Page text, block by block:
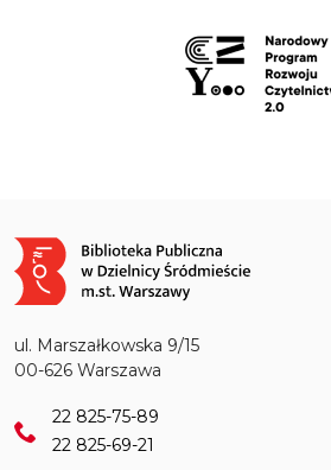
Obraz
ul. Marszałkowska 9/15
00-626 Warszawa
22 825-75-89
22 825-69-21